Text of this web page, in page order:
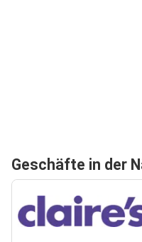
Geschäfte in der